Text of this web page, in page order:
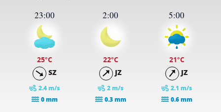
23:00
25°C
SZ
2.4 m/s
0 mm
2:00
22°C
JZ
2 m/s
0.3 mm
5:00
21°C
JZ
2.1 m/s
0.6 mm